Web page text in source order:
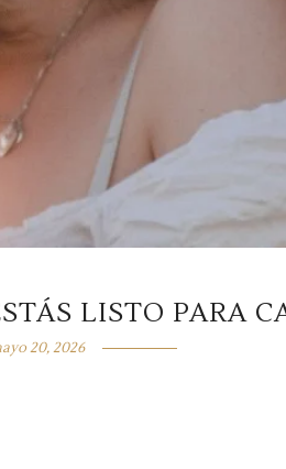
LISTO PARA
20, 2026